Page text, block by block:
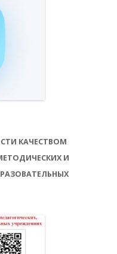
КАЧЕСТВОМ
И